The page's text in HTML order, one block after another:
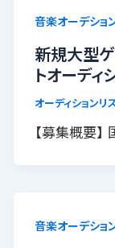
音楽オーデショ
新規大型ゲ
トオーディ
オーディションリ
【募集概要
音楽オーデショ